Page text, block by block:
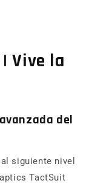
Vive la
del
siguiente nivel
TactSuit